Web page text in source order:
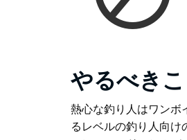
やるべきこ
熱心な釣り人はワンボ
るレベルの釣り人向け